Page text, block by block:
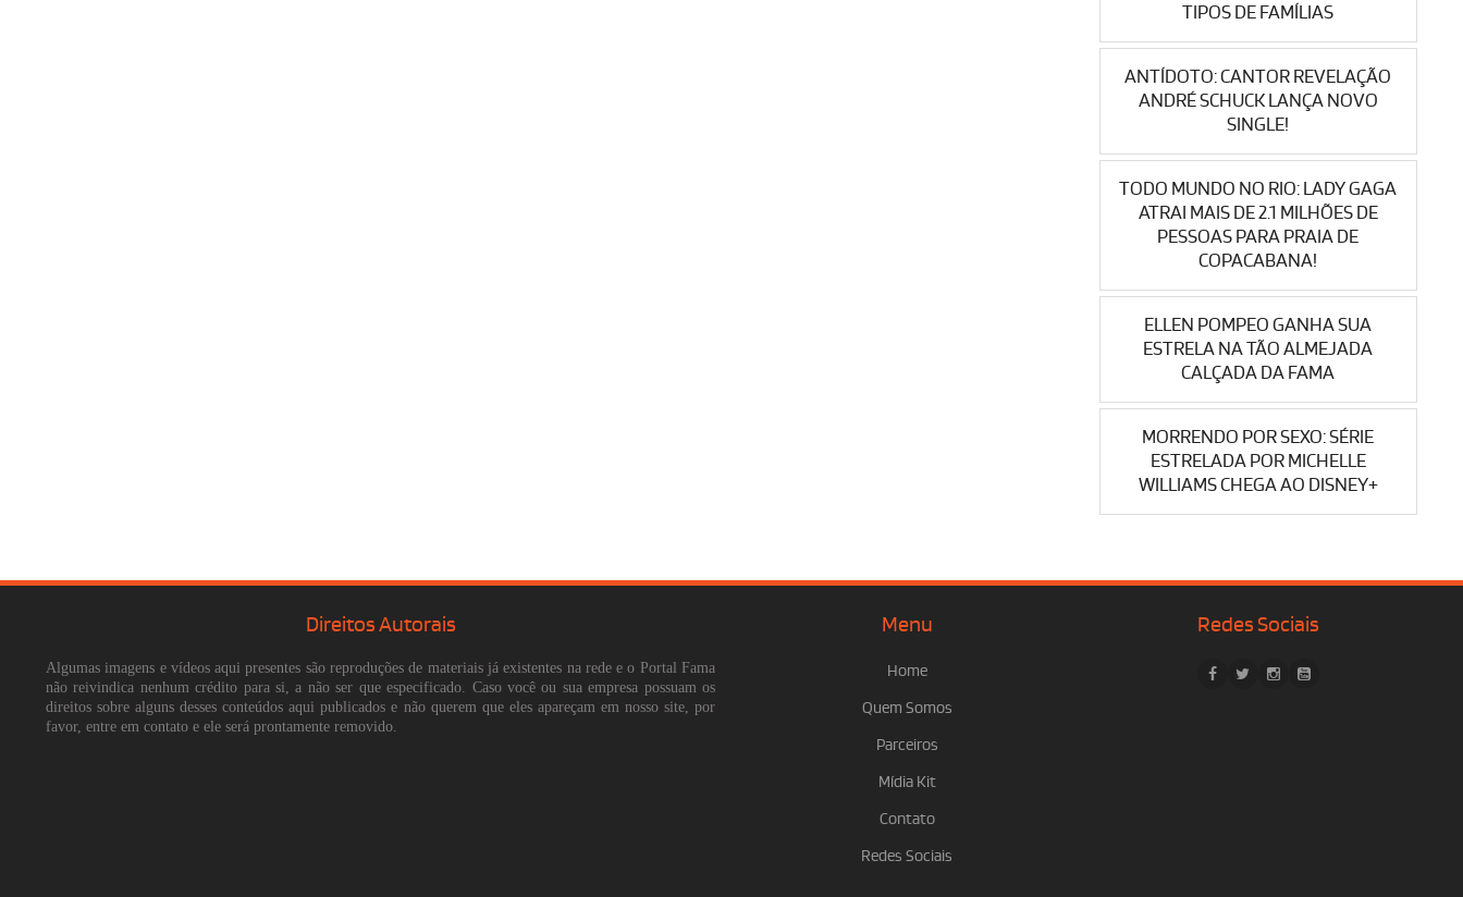
TIPOS DE FAMÍLIAS
ANTÍDOTO: CANTOR REVELAÇÃO
ANDRÉ SCHUCK LANÇA NOVO
SINGLE!
TODO MUNDO NO RIO: LADY GAGA
ATRAI MAIS DE 2.1 MILHÕES DE
PESSOAS PARA PRAIA DE
COPACABANA!
ELLEN POMPEO GANHA SUA
ESTRELA NA TÃO ALMEJADA
CALÇADA DA FAMA
MORRENDO POR SEXO: SÉRIE
ESTRELADA POR MICHELLE
WILLIAMS CHEGA AO DISNEY+
Direitos Autorais
Algumas imagens e vídeos aqui presentes são reproduções de materiais já existentes na rede e o Portal Fama
não reivindica nenhum crédito para si, a não ser que especificado. Caso você ou sua empresa possuam os
direitos sobre alguns desses conteúdos aqui publicados e não querem que eles apareçam em nosso site, por
favor, entre em contato e ele será prontamente removido.
Menu
Home
Quem Somos
Parceiros
Mídia Kit
Contato
Redes Sociais
Redes Sociais